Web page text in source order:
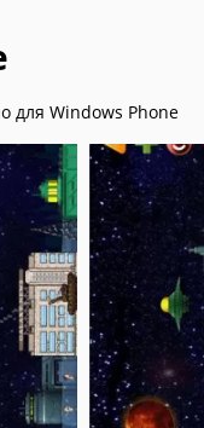
для Windows Phone